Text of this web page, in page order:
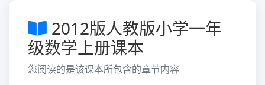
2012版人教版小学一年
级数学上册课本
您阅读的是该课本所包含的章节内容